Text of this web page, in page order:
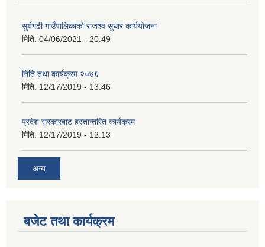
सुर्यगढी गाउँपालिकाको राजश्व सुधार कार्ययोजना
मिति: 04/06/2021 - 20:49
निति तथा कार्यक्रम २०७६
मिति: 12/17/2019 - 13:46
प्रदेश सरकारबाट हस्तान्तरित कार्यक्रम
मिति: 12/17/2019 - 12:13
अन्य
बजेट तथा कार्यक्रम